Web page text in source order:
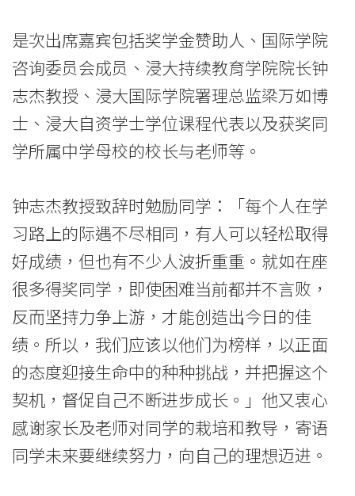
喜
悦
学
消
息
国
际
学
院
是次出席嘉宾包括奖学金赞助人、国际学院
咨询委员会成员、浸大持续教育学院院长钟
志杰教授、浸大国际学院署理总监梁万如博
士、浸大自资学士学位课程代表以及获奖同
学所属中学母校的校长与老师等。
钟志杰教授致辞时勉励同学：「每个人在学
习路上的际遇不尽相同，有人可以轻松取得
好成绩，但也有不少人波折重重。就如在座
很多得奖同学，即使困难当前都并不言败，
反而坚持力争上游，才能创造出今日的佳
绩。所以，我们应该以他们为榜样，以正面
的态度迎接生命中的种种挑战，并把握这个
契机，督促自己不断进步成长。」他又衷心
感谢家长及老师对同学的栽培和教导，寄语
同学未来要继续努力，向自己的理想迈进。